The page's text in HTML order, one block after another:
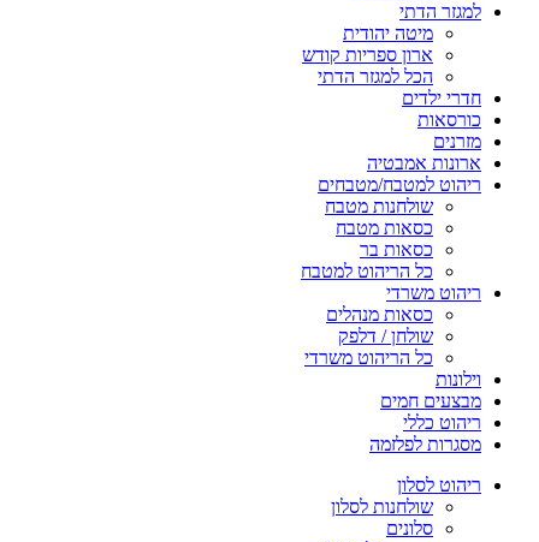
למגזר הדתי
מיטה יהודית
ארון ספריות קודש
הכל למגזר הדתי
חדרי ילדים
כורסאות
מזרנים
ארונות אמבטיה
ריהוט למטבח/מטבחים
שולחנות מטבח
כסאות מטבח
כסאות בר
כל הריהוט למטבח
ריהוט משרדי
כסאות מנהלים
שולחן / דלפק
כל הריהוט משרדי
וילונות
מבצעים חמים
ריהוט כללי
מסגרות לפלזמה
ריהוט לסלון
שולחנות לסלון
סלונים